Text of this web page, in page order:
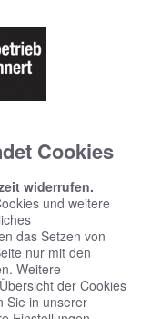
Cookies
widerrufen.
und weitere
das Setzen von
nur mit den
Weitere
der Cookies
Sie in unserer